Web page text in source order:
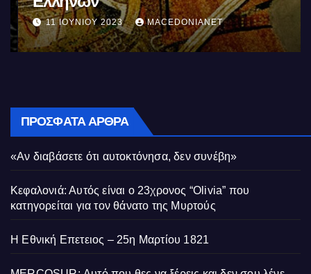
11 ΙΟΥΝΊΟΥ 2023 MACEDONIANET
ΠΡΌΣΦΑΤΑ ΆΡΘΡΑ
«Αν διαβάσετε ότι αυτοκτόνησα, δεν συνέβη»
Κεφαλονιά: Αυτός είναι ο 23χρονος “Olivia” που
κατηγορείται για τον θάνατο της Μυρτούς
Η Εθνική Επετειος – 25η Μαρτίου 1821